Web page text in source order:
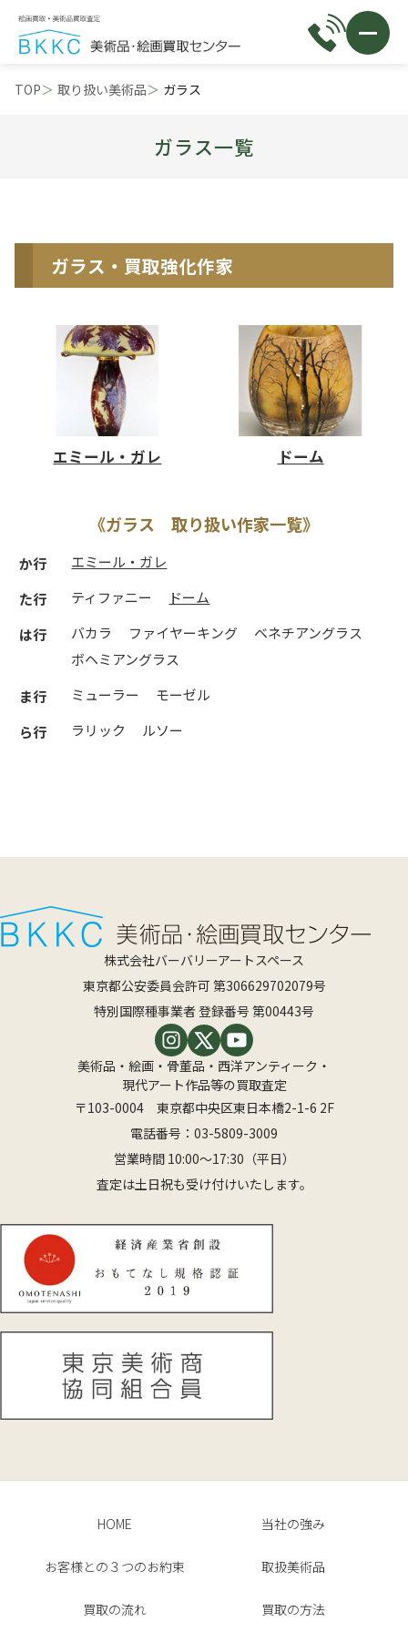
TOP 取り扱い美術品 ガラス
ガラス一覧
ガラス・買取強化作家
エミール・ガレ ドーム
《ガラス 取り扱い作家一覧》
か行
エミール・ガレ
た行
ティファニー
ドーム
は行
バカラ ファイヤーキング
ベネチアングラス
ボヘミアングラス
ま行
ミューラー
モーゼル
ら行
ラリック ルソー
株式会社バーバリーアートスペース
東京都公安委員会許可 第306629702079号
特別国際種事業者 登録番号 第00443号
美術品・絵画・骨董品・西洋アンティーク・
現代アート作品等の買取査定
〒103-0004 東京都中央区東日本橋2-1-6 2F
電話番号： 03-5809-3009
営業時間 10:00〜17:30（平日）
査定は土日祝も受け付けいたします。
HOME 当社の強み
お客様との３つのお約束 取扱美術品
買取の流れ 買取の方法